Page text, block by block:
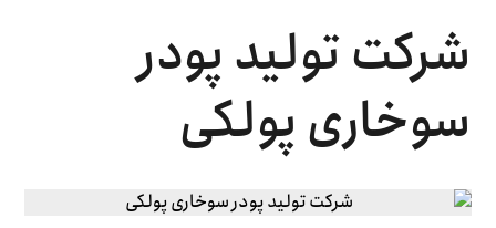
شرکت تولید پودر
سوخاری پولکی